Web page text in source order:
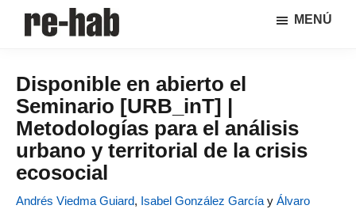
lateral
principal
│
Crisis
urbana,
rehabilitación
y
regeneración
difusión
y
discusión
sobre
la
adaptación
de
MENÚ
Disponible en abierto el
Seminario [URB_inT] |
Metodologías para el análisis
urbano y territorial de la crisis
ecosocial
Andrés Viedma Guiard, Isabel González García y Álvaro